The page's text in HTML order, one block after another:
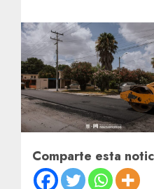
Comparte esta